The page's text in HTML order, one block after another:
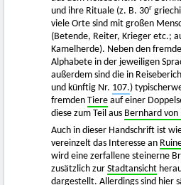
und ihre Rituale (z. B. 30r
viele Orte sind mit großen
(Betende, Reiter, Krieger etc.;
Kamelherde). Neben den
Alphabete in der jeweiligen
außerdem sind die in
und künftig Nr. 107.)
fremden Tiere auf einer
diese zum Teil aus Bernhard von
Auch in dieser Handschrift ist
vereinzelt das Interesse an
wird eine zerfallene steinerne
zusätzlich zur Stadtansicht
dargestellt. Allerdings sind hier